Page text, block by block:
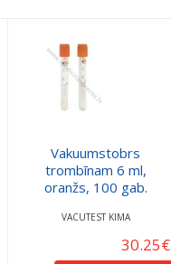
Vakuumstobrs
trombīnam 6 ml,
oranžs, 100 gab.
VACUTEST KIMA
30.25€